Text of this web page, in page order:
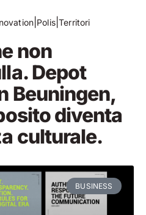
Polis|Territori
non
Depot
Beuningen,
diventa
culturale.
BUSINESS